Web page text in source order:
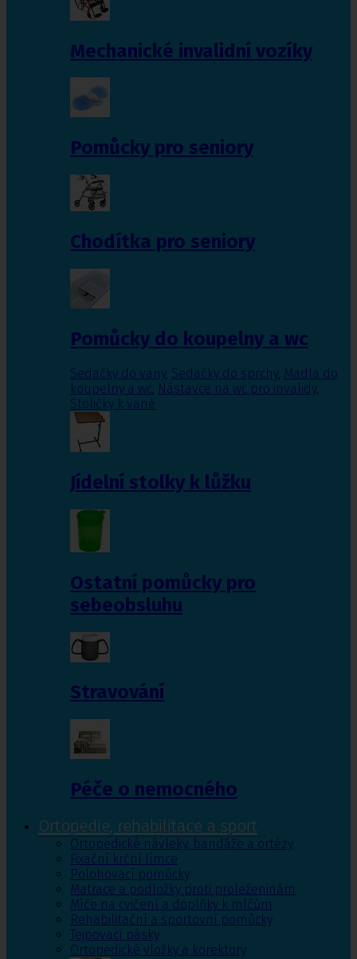
Mechanické invalidní vozíky
Pomůcky pro seniory
Chodítka pro seniory
Pomůcky do koupelny a wc
Sedačky do vany, Sedačky do sprchy, Madla do
koupelny a wc, Nástavce na wc pro invalidy,
Stoličky k vaně
Jídelní stolky k lůžku
Ostatní pomůcky pro
sebeobsluhu
Stravování
Péče o nemocného
Ortopedie, rehabilitace a sport
Ortopedické návleky, bandáže a ortézy
Fixační krční límce
Polohovací pomůcky
Matrace a podložky proti proleženinám
Míče na cvičení a doplňky k míčům
Rehabilitační a sportovní pomůcky
Tejpovací pásky
Ortopedické vložky a korektory